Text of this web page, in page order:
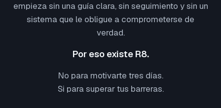
empieza sin una guía clara, sin seguimiento y sin un
sistema que le obligue a comprometerse de
verdad.
Por eso existe R8.
No para motivarte tres días.
Si para superar tus barreras.